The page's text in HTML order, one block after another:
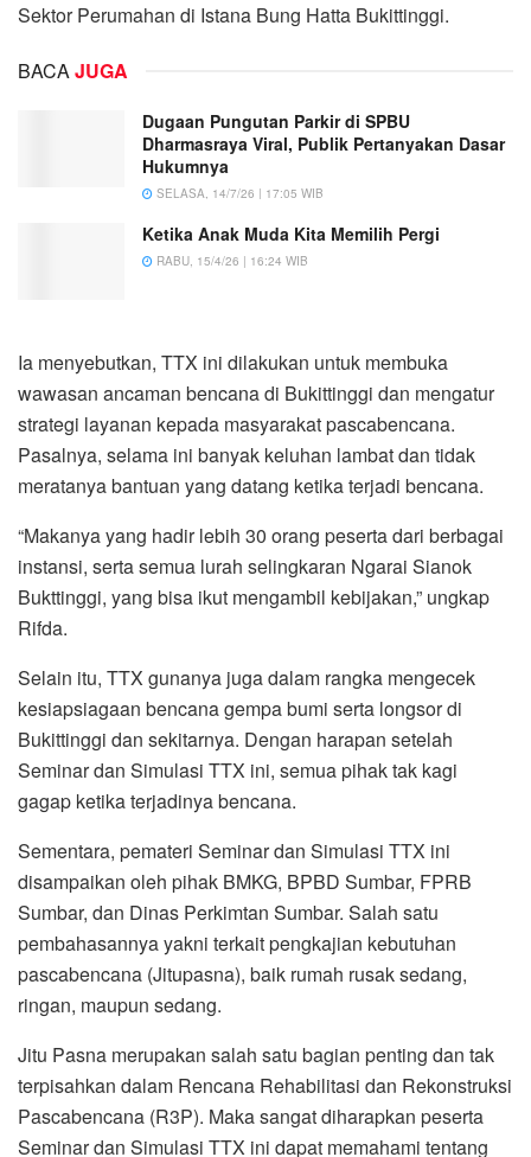
Sektor Perumahan di Istana Bung Hatta Bukittinggi.
BACAJUGA
Dugaan Pungutan Parkir di SPBU
Dharmasraya Viral, Publik Pertanyakan Dasar
Hukumnya
SELASA, 14/7/26 | 17:05 WIB
Ketika Anak Muda Kita Memilih Pergi
RABU, 15/4/26 | 16:24 WIB
Ia menyebutkan, TTX ini dilakukan untuk membuka
wawasan ancaman bencana di Bukittinggi dan mengatur
strategi layanan kepada masyarakat pascabencana.
Pasalnya, selama ini banyak keluhan lambat dan tidak
meratanya bantuan yang datang ketika terjadi bencana.
“Makanya yang hadir lebih 30 orang peserta dari berbagai
instansi, serta semua lurah selingkaran Ngarai Sianok
Bukttinggi, yang bisa ikut mengambil kebijakan,” ungkap
Rifda.
Selain itu, TTX gunanya juga dalam rangka mengecek
kesiapsiagaan bencana gempa bumi serta longsor di
Bukittinggi dan sekitarnya. Dengan harapan setelah
Seminar dan Simulasi TTX ini, semua pihak tak kagi
gagap ketika terjadinya bencana.
Sementara, pemateri Seminar dan Simulasi TTX ini
disampaikan oleh pihak BMKG, BPBD Sumbar, FPRB
Sumbar, dan Dinas Perkimtan Sumbar. Salah satu
pembahasannya yakni terkait pengkajian kebutuhan
pascabencana (Jitupasna), baik rumah rusak sedang,
ringan, maupun sedang.
Jitu Pasna merupakan salah satu bagian penting dan tak
terpisahkan dalam Rencana Rehabilitasi dan Rekonstruksi
Pascabencana (R3P). Maka sangat diharapkan peserta
Seminar dan Simulasi TTX ini dapat memahami tentang